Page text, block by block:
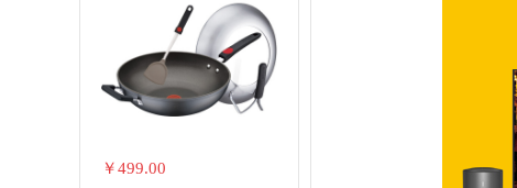
￥499.00